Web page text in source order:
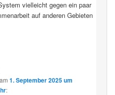
vielleicht gegen ein paar
auf anderen Gebieten
am1. September 2025 um
: